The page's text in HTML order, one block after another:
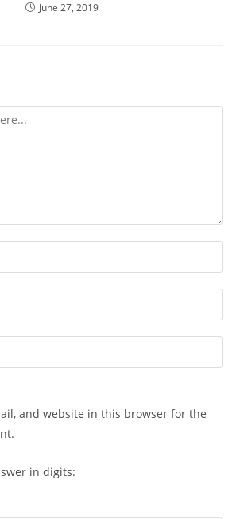
June 27, 2019
and website in this browser for the
in digits: